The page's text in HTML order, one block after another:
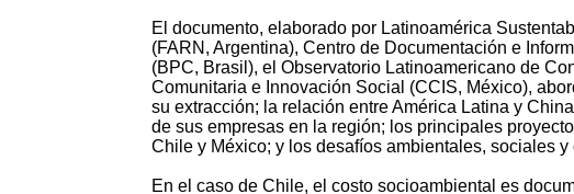
El documento, elaborado por Latinoamérica
(FARN, Argentina), Centro de Documentación e
(BPC, Brasil), el Observatorio Latinoamericano de
Comunitaria e Innovación Social (CCIS, México),
su extracción; la relación entre América Latina y
de sus empresas en la región; los principales
Chile y México; y los desafíos ambientales, sociales
En el caso de Chile, el costo socioambiental es